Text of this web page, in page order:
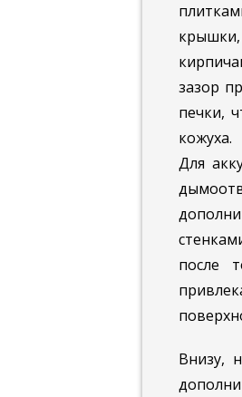
зазор
печки,
кожуха.
Для
после
Внизу,